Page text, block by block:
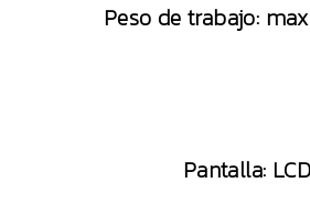
Peso de trabajo:
Pantalla: LCD